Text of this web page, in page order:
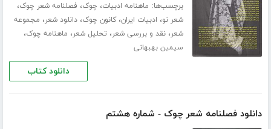
برچسب‌ها: ماهنامه ادبیات، چوک، فصلنامه شعر چوک،
شعر نو، ادبیات ایران،کانون چوک،دانلود شعر، مجموعه
شعر،نقد و بررسی شعر، تحلیل شعر، ماهنامه چوک،
سیمین بهبهانی
دانلود کتاب
دانلود فصلنامه شعر چوک - شماره هشتم